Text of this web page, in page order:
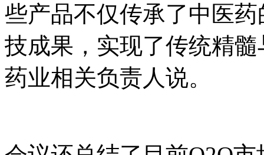
些产品不仅传承了中医
技成果，实现了传统精
药业相关负责人说。